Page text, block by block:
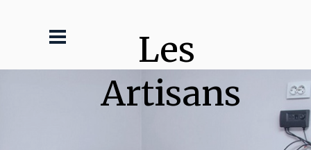
Les
Artisans